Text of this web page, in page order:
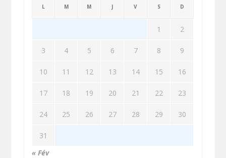
L M M J V S D
1 2
3 4 5 6 7 8 9
10 11 12 13 14 15 16
17 18 19 20 21 22 23
24 25 26 27 28 29 30
31
« Fév